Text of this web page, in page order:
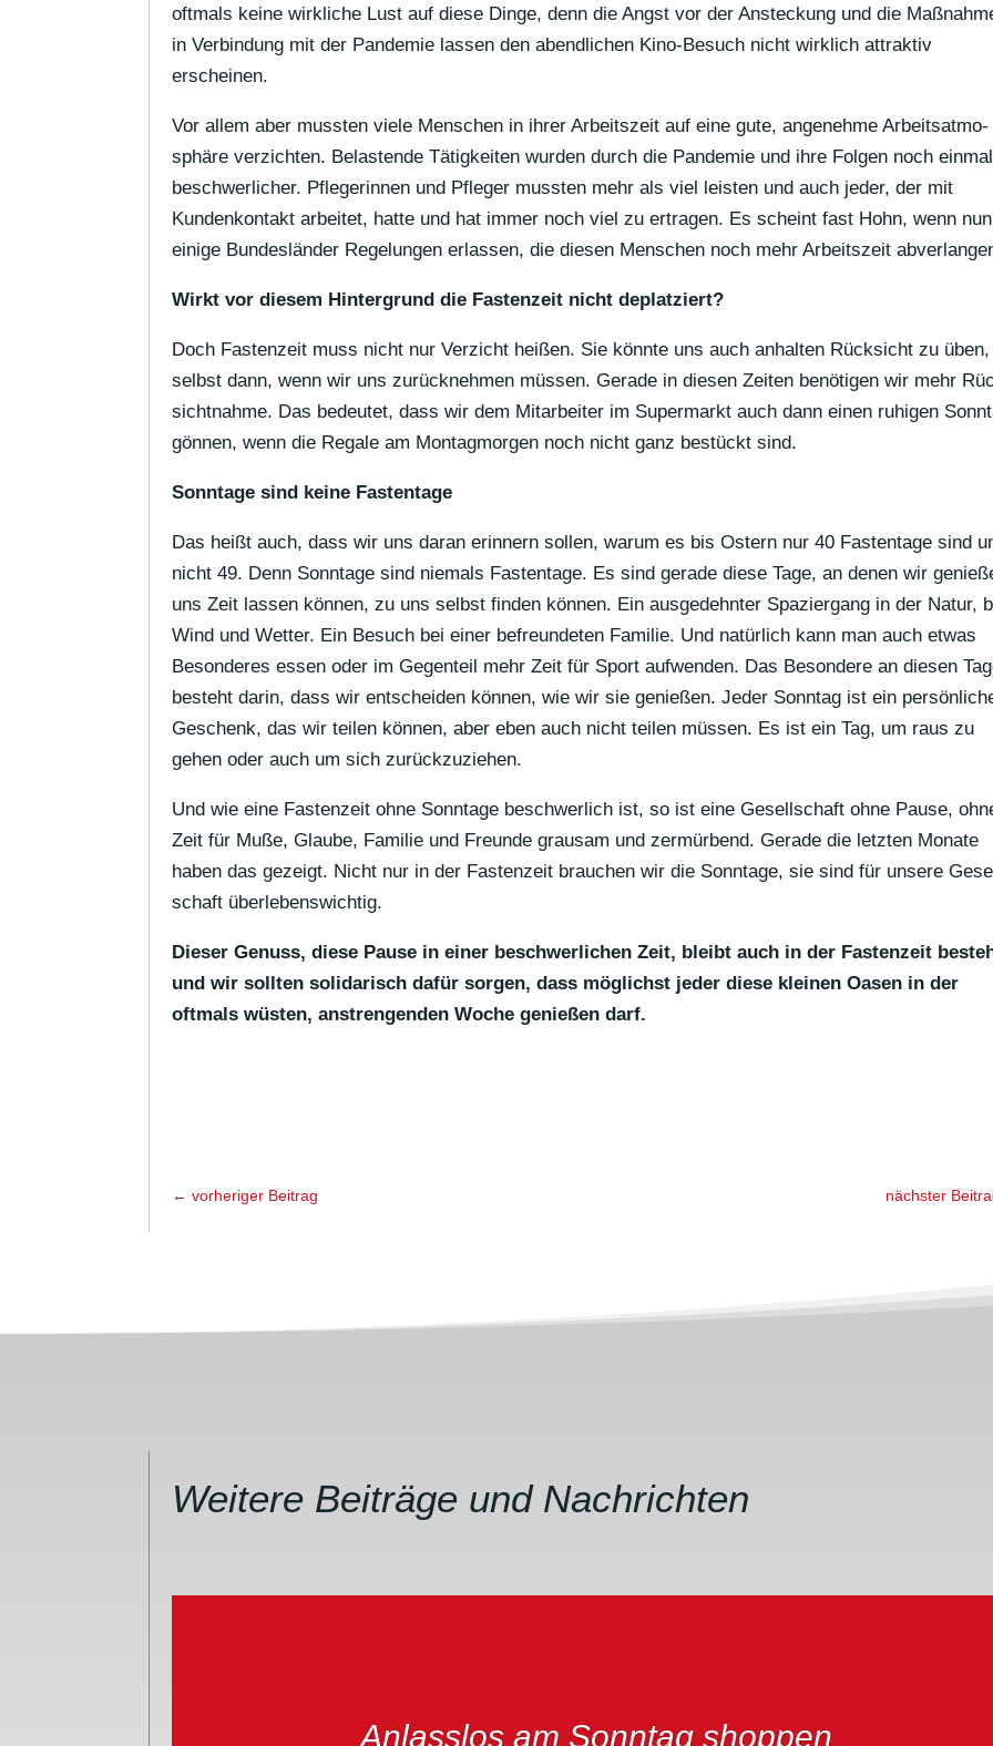
oftmals keine wirk­liche Lust auf diese Dinge, denn die Angst vor der Anste­ckung und die
in Verbin­dung mit der Pandemie lassen den abend­li­chen Kino-Besuch nicht wirk­lich attraktiv
erscheinen.
Vor allem aber mussten viele Menschen in ihrer Arbeits­zeit auf eine gute, ange­nehme Arbeits­at­mo­
sphäre verzichten. Belas­tende Tätig­keiten wurden durch die Pandemie und ihre Folgen noch einmal
beschwer­li­cher. Pfle­ge­rinnen und Pfleger mussten mehr als viel leisten und auch jeder, der mit
Kunden­kon­takt arbeitet, hatte und hat immer noch viel zu ertragen. Es scheint fast Hohn, wenn nun
einige Bundes­länder Rege­lungen erlassen, die diesen Menschen noch mehr Arbeits­zeit
Wirkt vor diesem Hinter­grund die Fasten­zeit nicht deplatziert?
Doch Fasten­zeit muss nicht nur Verzicht heißen. Sie könnte uns auch anhalten Rück­sicht zu üben,
selbst dann, wenn wir uns zurück­nehmen müssen. Gerade in diesen Zeiten benö­tigen wir mehr
sicht­nahme. Das bedeutet, dass wir dem Mitar­beiter im Super­markt auch dann einen ruhigen
gönnen, wenn die Regale am Montag­morgen noch nicht ganz bestückt sind.
Sonn­tage sind keine Fastentage
Das heißt auch, dass wir uns daran erin­nern sollen, warum es bis Ostern nur 40 Fasten­tage sind
nicht 49. Denn Sonn­tage sind niemals Fasten­tage. Es sind gerade diese Tage, an denen wir
uns Zeit lassen können, zu uns selbst finden können. Ein ausge­dehnter Spazier­gang in der Natur,
Wind und Wetter. Ein Besuch bei einer befreun­deten Familie. Und natür­lich kann man auch etwas
Beson­deres essen oder im Gegen­teil mehr Zeit für Sport aufwenden. Das Beson­dere an diesen
besteht darin, dass wir entscheiden können, wie wir sie genießen. Jeder Sonntag ist ein
Geschenk, das wir teilen können, aber eben auch nicht teilen müssen. Es ist ein Tag, um raus zu
gehen oder auch um sich zurückzuziehen.
Und wie eine Fasten­zeit ohne Sonn­tage beschwer­lich ist, so ist eine Gesell­schaft ohne Pause,
Zeit für Muße, Glaube, Familie und Freunde grausam und zermür­bend. Gerade die letzten Monate
haben das gezeigt. Nicht nur in der Fasten­zeit brau­chen wir die Sonn­tage, sie sind für unsere
schaft überlebenswichtig.
Dieser Genuss, diese Pause in einer beschwer­li­chen Zeit, bleibt auch in der Fasten­zeit
und wir sollten soli­da­risch dafür sorgen, dass möglichst jeder diese kleinen Oasen in der
oftmals wüsten, anstren­genden Woche genießen darf.
←vorhe­riger Beitrag nächster
Weitere Beiträge und Nachrichten
Anlasslos am Sonntag shoppen